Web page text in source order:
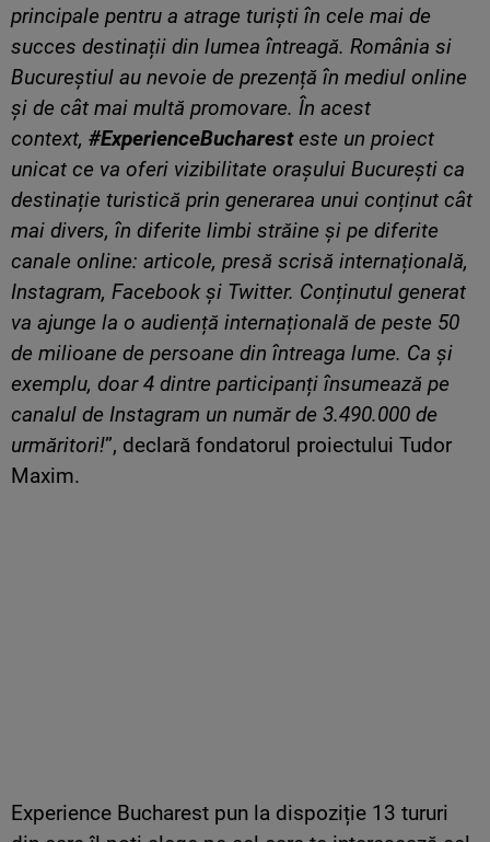
principale pentru a atrage turiști în cele mai de
succes destinații din lumea întreagă. România si
Bucureștiul au nevoie de prezență în mediul online
și de cât mai multă promovare. În acest
context, #ExperienceBucharesteste un proiect
unicat ce va oferi vizibilitate orașului București ca
destinație turistică prin generarea unui conținut cât
mai divers, în diferite limbi străine și pe diferite
canale online: articole, presă scrisă internațională,
Instagram, Facebook și Twitter. Conținutul generat
va ajunge la o audiență internațională de peste 50
de milioane de persoane din întreaga lume. Ca și
exemplu, doar 4 dintre participanți însumează pe
canalul de Instagram un număr de 3.490.000 de
urmăritori!”, declară fondatorul proiectului Tudor
Maxim.
Experience Bucharest pun la dispoziție 13 tururi